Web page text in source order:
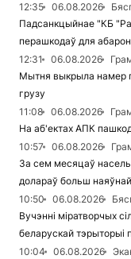
12:35
06.08.2026
Падсанкцыйнае "КБ
перашкодаў для
12:31
06.08.2026
Мытня выкрыла намер
грузу
11:08
06.08.2026
На аб'ектах АПК
10:57
06.08.2026
За сем месяцаў
долараў больш
10:50
06.08.2026
Вучэнні міратворчых
беларускай тэрыторыі
10:04
06.08.2026